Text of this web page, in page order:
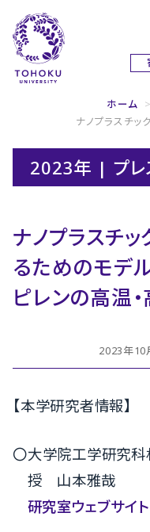
ホーム >
ナノプラスチ
2023年 | プレ
ナノプラスチ
るためのモデ
ピレンの高温
2023年10
【本学研究者情報】
〇大学院工学研究
授 山本雅哉
研究室ウェブサイト